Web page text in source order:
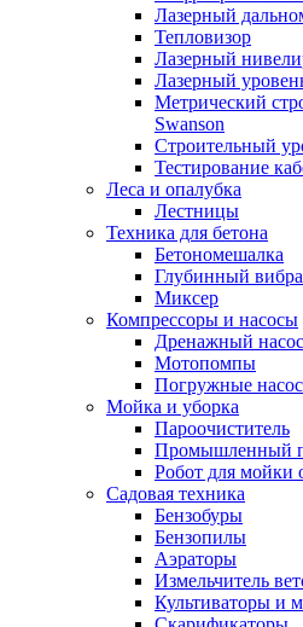
Лазерный
Тепловизор
Лазерный
Лазерный
Метрический
Swanson
Строительный
Тестирование
Леса и опалубка
Лестницы
Техника для бетона
Бетономешалка
Глубинный
Миксер
Компрессоры и насосы
Дренажный насос
Мотопомпы
Погружные
Мойка и уборка
Пароочиститель
Промышленный
Робот для мойки
Садовая техника
Бензобуры
Бензопилы
Аэраторы
Измельчитель
Культиваторы и